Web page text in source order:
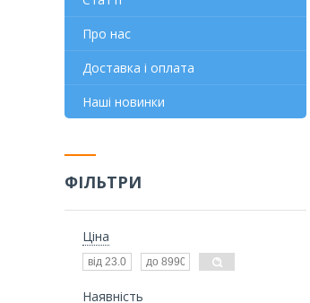
Про нас
Доставка і оплата
Наші новинки
ФІЛЬТРИ
Ціна
Наявність